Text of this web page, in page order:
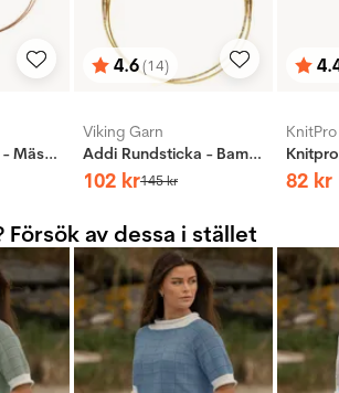
Addi Rundsticka - Mässing
Betyg:
4.6(14)
utav 5 stjärnor
Viking Garn
Addi Rundsticka - Bambus
102 kr145kr
utav
KnitPro
82 kr
av dessa i stället